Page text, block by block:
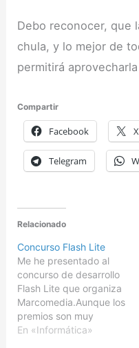
Debo reconocer, que
chula, y lo mejor de
permitirá
Compartir
Facebook X
Telegram
Relacionado
Concurso Flash Lite
Me he presentado al
concurso de desarrollo
Flash Lite que organiza
Marcomedia.Aunque los
premios son muy
apetecibles, mis pocos
En «Informática»